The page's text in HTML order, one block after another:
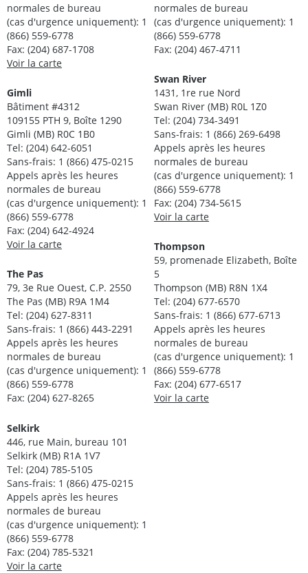
normales de bureau
(cas d'urgence uniquement): 1
(866) 559-6778
Fax: (204) 687-1708
Voir la carte
Gimli
Bâtiment #4312
109155 PTH 9, Boîte 1290
Gimli (MB) R0C 1B0
Tel: (204) 642-6051
Sans-frais: 1 (866) 475-0215
Appels après les heures
normales de bureau
(cas d'urgence uniquement): 1
(866) 559-6778
Fax: (204) 642-4924
Voir la carte
The Pas
79, 3e Rue Ouest, C.P. 2550
The Pas (MB) R9A 1M4
Tel: (204) 627-8311
Sans-frais: 1 (866) 443-2291
Appels après les heures
normales de bureau
(cas d'urgence uniquement): 1
(866) 559-6778
Fax: (204) 627-8265
Selkirk
446, rue Main, bureau 101
Selkirk (MB) R1A 1V7
Tel: (204) 785-5105
Sans-frais: 1 (866) 475-0215
Appels après les heures
normales de bureau
(cas d'urgence uniquement): 1
(866) 559-6778
Fax: (204) 785-5321
Voir la carte
normales de bureau
(cas d'urgence uniquement): 1
(866) 559-6778
Fax: (204) 467-4711
Swan River
1431, 1re rue Nord
Swan River (MB) R0L 1Z0
Tel: (204) 734-3491
Sans-frais: 1 (866) 269-6498
Appels après les heures
normales de bureau
(cas d'urgence uniquement): 1
(866) 559-6778
Fax: (204) 734-5615
Voir la carte
Thompson
59, promenade Elizabeth, Boîte
5
Thompson (MB) R8N 1X4
Tel: (204) 677-6570
Sans-frais: 1 (866) 677-6713
Appels après les heures
normales de bureau
(cas d'urgence uniquement): 1
(866) 559-6778
Fax: (204) 677-6517
Voir la carte